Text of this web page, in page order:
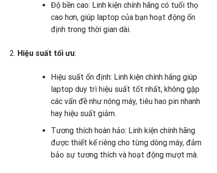
Độ bền cao: Linh kiện chính hãng có tuổi thọ
cao hơn, giúp laptop của bạn hoạt động ổn
định trong thời gian dài.
Hiệu suất tối ưu:
Hiệu suất ổn định: Linh kiện chính hãng giúp
laptop duy trì hiệu suất tốt nhất, không gặp
các vấn đề như nóng máy, tiêu hao pin nhanh
hay hiệu suất giảm.
Tương thích hoàn hảo: Linh kiện chính hãng
được thiết kế riêng cho từng dòng máy, đảm
bảo sự tương thích và hoạt động mượt mà.